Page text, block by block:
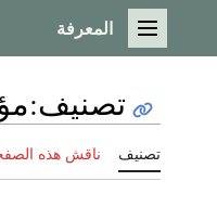
القائمة الرئيسية
المعرفة
تصنيف:
تصنيف ناقش هذه